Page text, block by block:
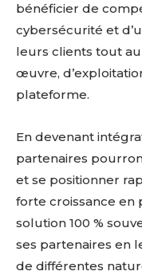
bénéficier de
cybersécurité et
leurs clients tout
œuvre,
plateforme.
En devenant
partenaires
et se positionner
forte croissance en
solution 100 %
ses partenaires en
de différentes